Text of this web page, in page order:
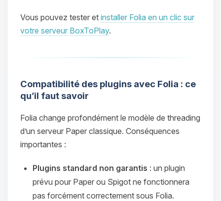
Vous pouvez tester et installer Folia en un clic sur
votre serveur BoxToPlay.
Compatibilité des plugins avec Folia : ce
qu’il faut savoir
Folia change profondément le modèle de threading
d’un serveur Paper classique. Conséquences
importantes :
Plugins standard non garantis : un plugin
prévu pour Paper ou Spigot ne fonctionnera
pas forcément correctement sous Folia.